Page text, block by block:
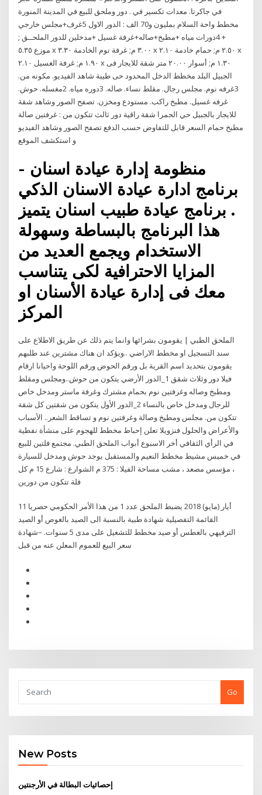
في جاكرتا. معدات تكسير في . دور وملحق للبيع في المدينة المنورة
مخطط واحة السلام بمليون و70 الف : الدور الاول 5غرف+مجلس خارجي
+ 4دورات مياه +مطبخ+صاله+غرفة غسيل +مدخلين للدور الملحــق ;
موزع ٥.٣٥ x ٣.٠٠ م; غرفة نوم الخادمة ٣.٣٠ x ٢.٥٠ م; حمام خادمة ٢.١٠ x
١.٩٠ م; غرفة الغسيل ٢.١٠ x ١.٣٠ م; أسوار ٢٠.٠٠ متر شقة للايجار فى
الجبيل البلد مخطط الدخل المحدود حى طيبة شاهد الفيديو. مكونه من.
3غرفه نوم. مجلس رجال. مقلط نساء. صاله. 3دوره مياه. 2مغسله. حوش.
غرفه غسيل. مطبخ راكب. مستودع ومخزن. تصفح الصور وشاهد شقة
للايجار بالجبيل حي الحمرا شقة راقية دور ثالث تتكون من : غرفتين صالة
مطبخ حمام السعر قابل للتفاوض حسب الدفع تصفح الصور وشاهد الفيديو
و استكشف الموقع
منظومة إدارة عيادة اسنان -
برنامج ادارة عيادة الاسنان الذكي
. برنامج عيادة طبيب اسنان يتميز
هذا البرنامج بالبساطة وسهولة
الاستخدام ويجمع العديد من
المزايا الاحترافية لكى يتناسب
معك فى إدارة عيادة الأسنان او
المركز
الملحق الطبي | يقومون بشرائها وانما يتم ذلك عن طريق الاطلاع على
سند التسجيل او مخطط الاراضي ..ويؤكد ان هناك مشترين عند طلبهم
يقومون بتحديد اسم القرية بل ورقم الحوض ورقم اللوحة واحيانا ارقام
فيلا دور وثلاث شقق 1_الدور الأرضي يتكون من حوش..ومجلس ومقلط
ومطبخ وصاله وغرفتين نوم بحمام مشترك وغرفة ماستر ومدخل خاص
للرجال ومدخل خاص بالنساء 2_الدور الأول يتكون من شقتين كل شقة
تتكون من. مجلس ومطبخ وصالة وغرفتين نوم و تساقط الشعر.. الأسباب
والأعراض والحلول فنزويلا تعلن إحباط مخطط للهجوم على منشأة نفطية
في الرأي الثقافي أخر الاسبوع أبواب الملحق الطبي. مجتمع فلتين للبيع
في خميس مشيط مخطط النعيم والمستقبل يوجد حوش ومدخل للسيارة
، مؤسس مصعد ، مشب مساحة الفيلا : 375 م الشوارع : شارع 15 م كل
فلة تتكون من دورين
11 أيار (مايو) 2018 يضبط الملحق عدد 1 من هذا الأمر الحكومي حصريا
القائمة التفصيلية شهادة طبية بالنسبة الى الصيد بالغوص أو الصيد
الترفيهي بالغطس أو صيد مخطط للتشغيل على مدى 5 سنوات. –شهادة
سعر البيع للعموم المعلن عنه من قبل
Go
New Posts
إحصائيات البطالة في الأرجنتين